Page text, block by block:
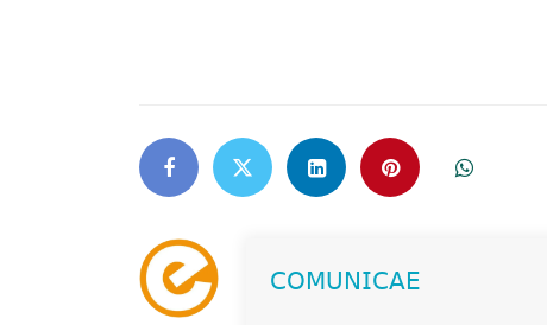
𝖢𝖮𝖬𝖴𝖭𝖨𝖢𝖠𝖤